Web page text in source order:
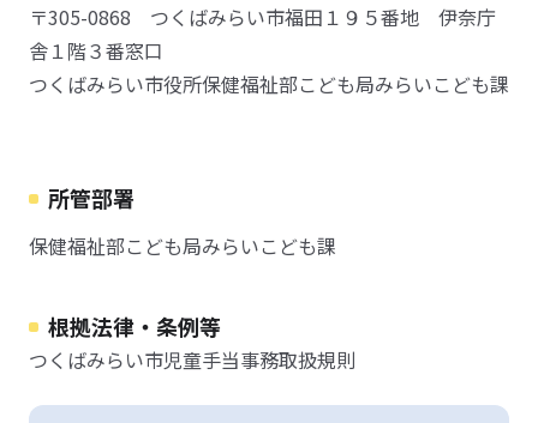
〒305-0868 つくばみらい市福田１９５番地 伊奈庁
舎１階３番窓口
つくばみらい市役所保健福祉部こども局みらいこども課
所管部署
保健福祉部こども局みらいこども課
根拠法律・条例等
つくばみらい市児童手当事務取扱規則